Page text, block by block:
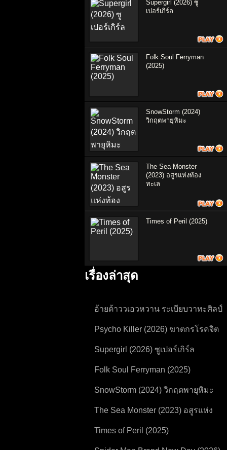
Supergirl (2026) ซู
เปอร์เกิร์ล
Folk Soul Ferryman
(2025)
SnowStorm (2024)
วิกฤตพายุหิมะ
The Sea Monster
(2023) อสูรแห่งท้อง
ทะเล
Times of Peril (2025)
เรื่องล่าสุด
อ้ายต้าววเอวหวาน ระเบียบวาทะศิลป์
Psycho Killer (2026) ฆาตกรโรคจิต
Supergirl (2026) ซูเปอร์เกิร์ล
Folk Soul Ferryman (2025)
SnowStorm (2024) วิกฤตพายุหิมะ
The Sea Monster (2023) อสูรแห่ง
Times of Peril (2025)